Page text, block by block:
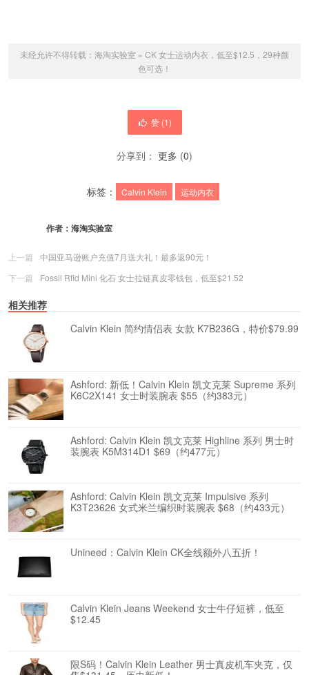
未经允许不得转载： 海淘实验室 » CK 女士运动内衣，低至$12.5，29种颜
色可选！
赞 (1)
分享到： 更多 (0)
标签： Calvin Klein 运动内衣
作者： 海淘实验室
上一篇
中国亚马逊账户充值7月送大礼！最多返90元！
下一篇
Fossil Rfid Mini 化石 女士拉链真皮零钱包，低至$21.52
相关推荐
Calvin Klein 简约情侣表 女款 K7B236G，特价$79.99
Ashford: 新低！Calvin Klein 凯文克莱 Supreme 系列
K6C2X141 女士时装腕表 $55（约383元）
Ashford: Calvin Klein 凯文克莱 Highline 系列 男士时
装腕表 K5M314D1 $69（约477元）
Ashford: Calvin Klein 凯文克莱 Impulsive 系列
K3T23626 女式米兰编织时装腕表 $68（约433元）
Unineed：Calvin Klein CK全线额外八五折！
Calvin Klein Jeans Weekend 女士牛仔短裤，低至
$12.45
限S码！Calvin Klein Leather 男士真皮机车夹克，仅